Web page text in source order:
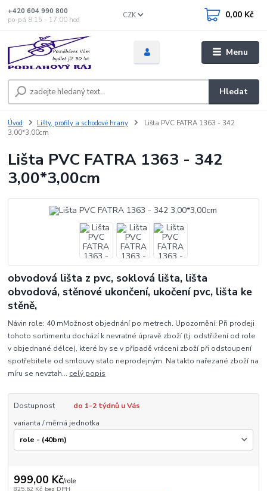
Menu
CZK
Hledat
+420 604 990 800
po-pá 8:15 - 17:00 hod
0,00 Kč
Úvod Lišty, profily a schodové hrany
Lišta PVC FATRA 1363 - 342
3,00*3,00cm
Lišta PVC FATRA 1363 - 342
3,00*3,00cm
obvodová lišta z pvc, soklová lišta, lišta
obvodová, stěnové ukončení, ukočení pvc, lišta ke
stěně,
Návin role: 40 mMožnost objednání po metrech. Upozornění: Při prodeji
tohoto sortimentu dochází k nevratné úpravě zboží (tj. odstřižení od role
v objednané délce), které by se v případě vrácení zboží při odstoupení
spotřebitele od smlouvy stalo neprodejným. Na takto nařezané zboží na
míru se nevztah... celý popis
Dostupnost
do 1-2 týdnů u Vás
varianta / měrná jednotka
999,00 Kč/role
825,62 Kč bez DPH